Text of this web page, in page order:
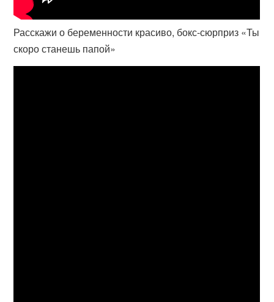
Расскажи о беременности красиво, бокс-сюрприз «Ты
скоро станешь папой»